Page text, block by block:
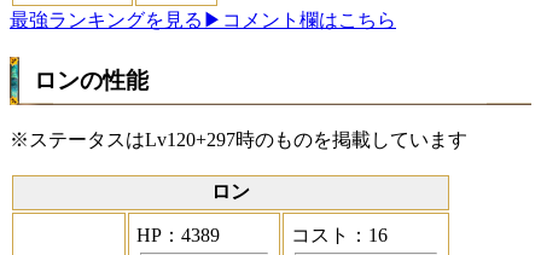
最強ランキングを見る ▶コメント欄はこちら
ロンの性能
※ステータスはLv120+297時のものを掲載しています
ロン
HP：4389
コスト：16